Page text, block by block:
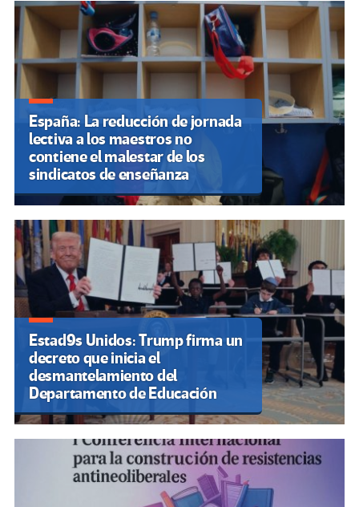
España: La reducción de jornada
lectiva a los maestros no
contiene el malestar de los
sindicatos de enseñanza
Estad9s Unidos: Trump firma un
decreto que inicia el
desmantelamiento del
Departamento de Educación